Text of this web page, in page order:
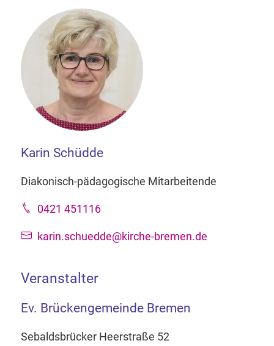
Karin Schüdde
Diakonisch-pädagogische Mitarbeitende
0421 451116
karin.schuedde@kirche-bremen.de
Veranstalter
Ev. Brückengemeinde Bremen
Sebaldsbrücker Heerstraße 52